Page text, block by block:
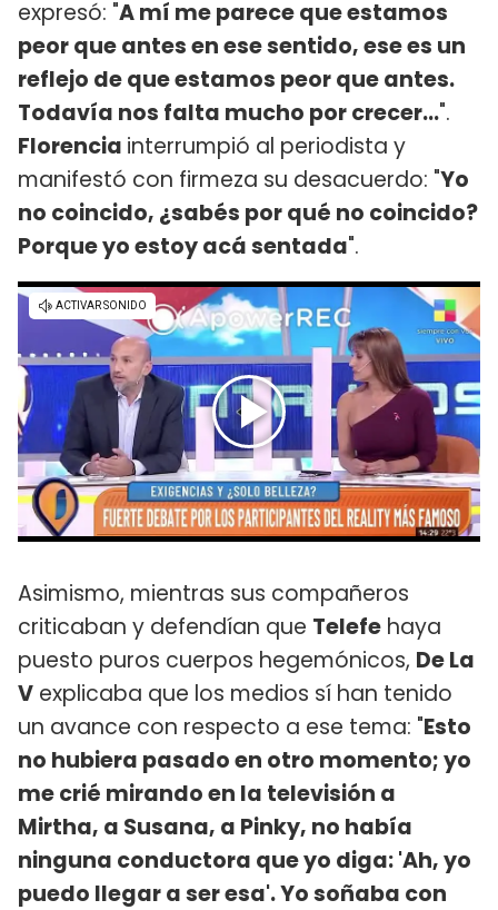
expresó: "A mí me parece que estamos
peor que antes en ese sentido, ese es un
reflejo de que estamos peor que antes.
Todavía nos falta mucho por crecer...".
Florencia interrumpió al periodista y
manifestó con firmeza su desacuerdo: "Yo
no coincido, ¿sabés por qué no coincido?
Porque yo estoy acá sentada".
Asimismo, mientras sus compañeros
criticaban y defendían que Telefe haya
puesto puros cuerpos hegemónicos, De La
V explicaba que los medios sí han tenido
un avance con respecto a ese tema: "Esto
no hubiera pasado en otro momento; yo
me crié mirando en la televisión a
Mirtha, a Susana, a Pinky, no había
ninguna conductora que yo diga: 'Ah, yo
puedo llegar a ser esa'. Yo soñaba con